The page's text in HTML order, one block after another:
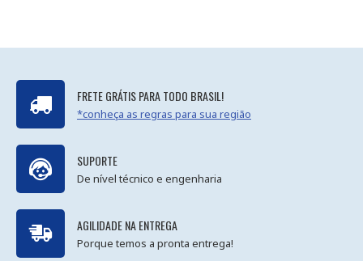
FRETE GRÁTIS PARA TODO BRASIL!
*conheça as regras para sua região
SUPORTE
De nível técnico e engenharia
AGILIDADE NA ENTREGA
Porque temos a pronta entrega!